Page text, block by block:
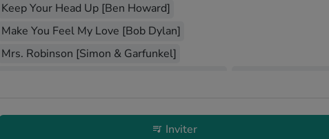
Greta Ri - SofaConcert
Was für eine Stimme! jules hat uns absolut verzaubert, von
und sehr charmant, hat er auf allen Ebenen überzeugt. Vielen
Dank für dieses wunderschöne Konzert.
Keep Your Head Up [Ben Howard]
Make You Feel My Love [Bob Dylan]
Mrs. Robinson [Simon & Garfunkel]
Oh My Sweet Carolina [Ryan Adams]
Inviter